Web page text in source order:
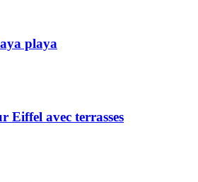
playa
Eiffel avec terrasses